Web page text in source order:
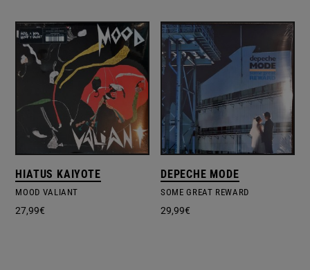
HIATUS KAIYOTE
MOOD VALIANT
27,99€
DEPECHE MODE
SOME GREAT REWARD
29,99€